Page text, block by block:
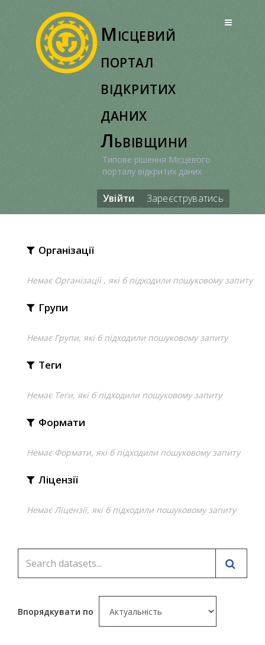
Місцевий
портал
відкритих
даних
Львівщини
Типове рішення Місцевого
порталу відкритих даних
Увійти Зареєструватись
Організації
Немає Організації , які б підходили пошуковому запиту
Групи
Немає Групи, які б підходили пошуковому запиту
Теги
Немає Теги, які б підходили пошуковому запиту
Формати
Немає Формати, які б підходили пошуковому запиту
Ліцензії
Немає Ліцензії, які б підходили пошуковому запиту
Впорядкувати по